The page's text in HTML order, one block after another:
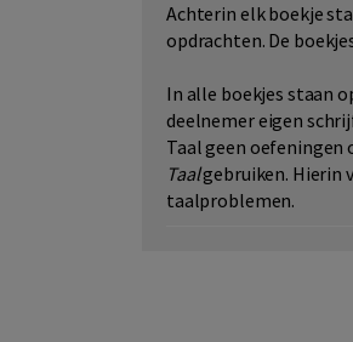
Achterin elk boekje
opdrachten. De
In alle boekjes staan
deelnemer eigen
Taal geen oefeningen
Taalgebruiken. Hierin
taalproblemen.